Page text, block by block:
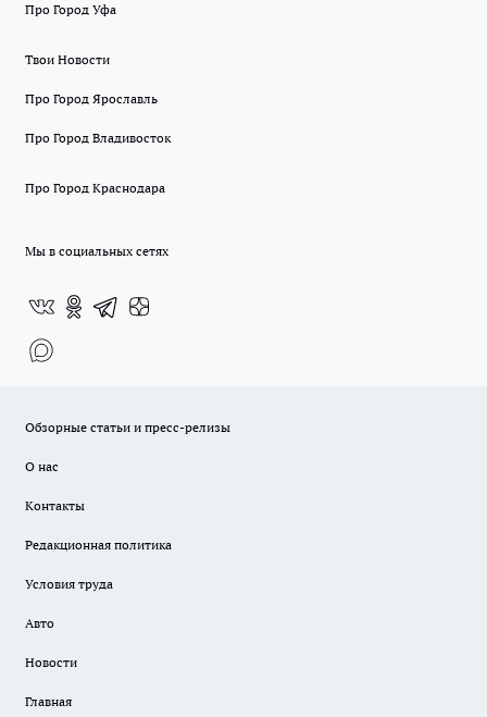
Про Город Уфа
Твои Новости
Про Город Ярославль
Про Город Владивосток
Про Город Краснодара
Мы в социальных сетях
Обзорные статьи и пресс-релизы
О нас
Контакты
Редакционная политика
Условия труда
Авто
Новости
Главная